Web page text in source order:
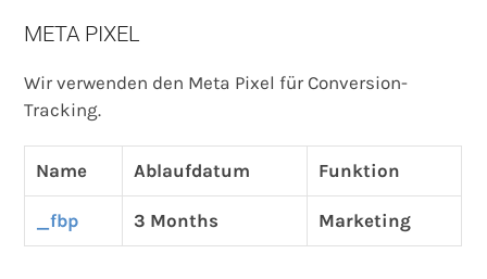
META PIXEL
Wir verwenden den Meta Pixel für Conversion-
Tracking.
Name Ablaufdatum Funktion
_fbp 3 Months Marketing